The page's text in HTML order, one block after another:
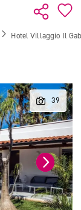
Hotel Villaggio Il